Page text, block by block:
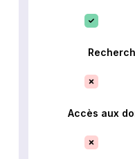
Accès aux